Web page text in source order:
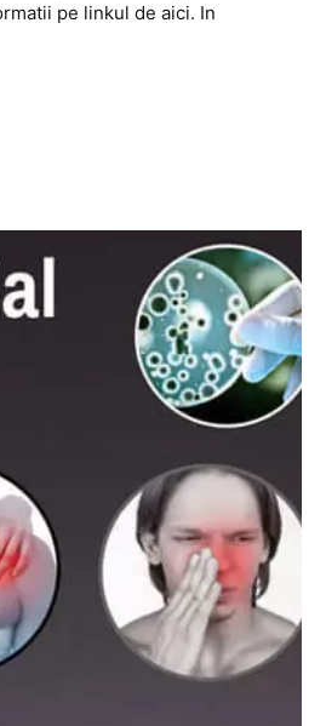
pe linkul de aici. In